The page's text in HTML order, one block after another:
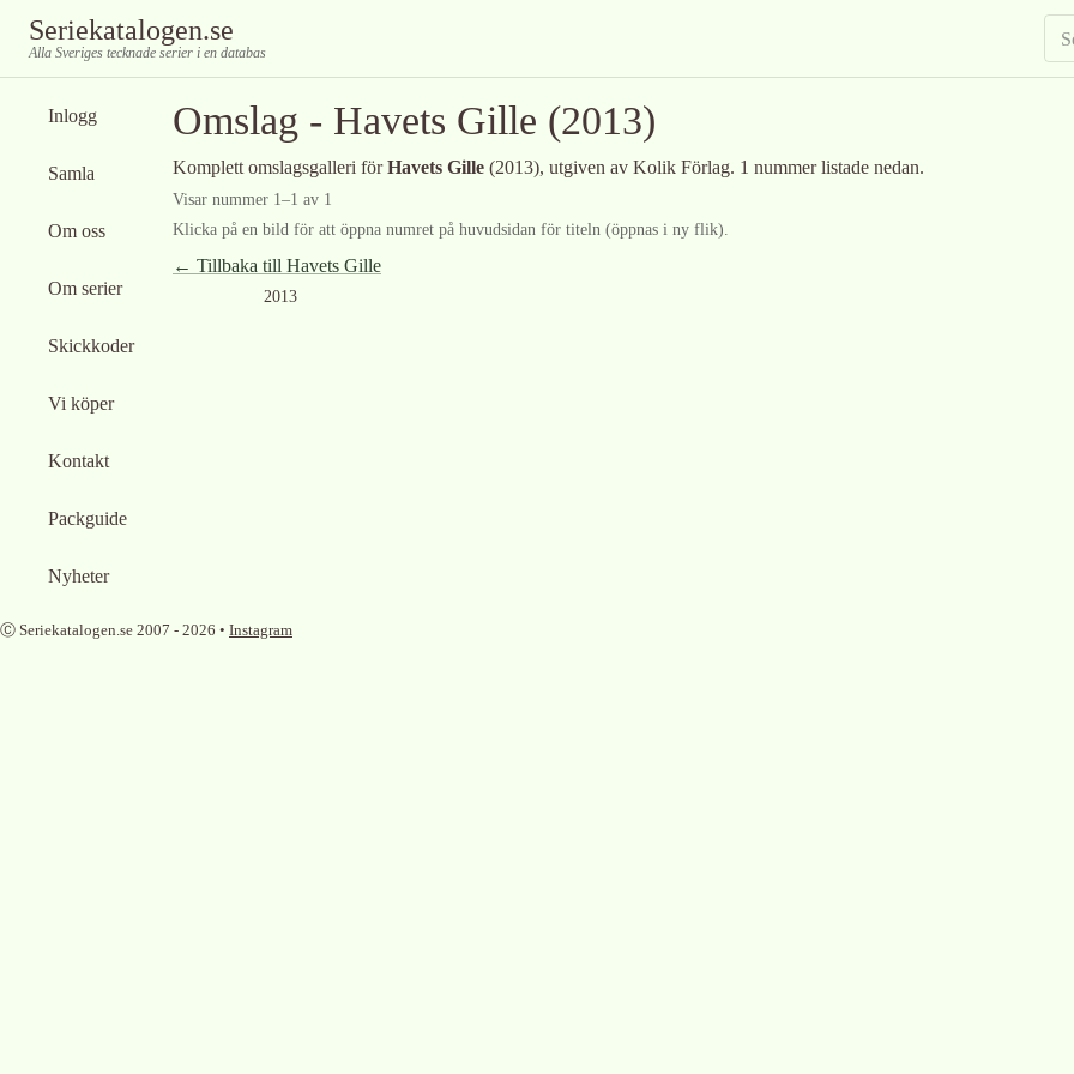
Seriekatalogen.se
Alla Sveriges tecknade serier i en databas
Inlogg
Samla
Om oss
Om serier
Skickkoder
Vi köper
Kontakt
Packguide
Nyheter
Omslag - Havets Gille (2013)
Komplett omslagsgalleri förHavets Gille (2013), utgiven av Kolik Förlag. 1 nummer listade nedan.
Visar nummer 1–1 av 1
Klicka på en bild för att öppna numret på huvudsidan för titeln (öppnas i ny flik).
← Tillbaka till Havets Gille
2013
Ⓒ Seriekatalogen.se 2007 - 2026 • Instagram